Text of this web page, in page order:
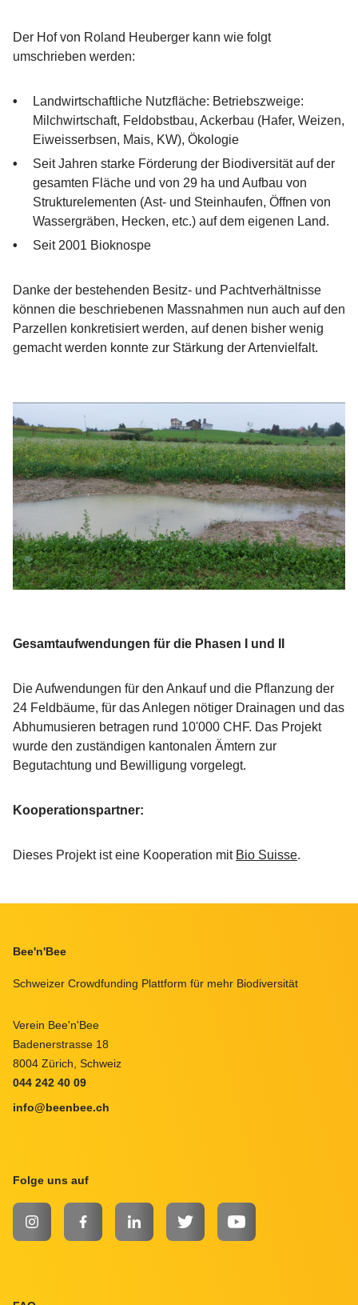
Der Hof von Roland Heuberger kann wie folgt
umschrieben werden:
Landwirtschaftliche Nutzfläche: Betriebszweige:
Milchwirtschaft, Feldobstbau, Ackerbau (Hafer, Weizen,
Eiweisserbsen, Mais, KW), Ökologie
Seit Jahren starke Förderung der Biodiversität auf der
gesamten Fläche und von 29 ha und Aufbau von
Strukturelementen (Ast- und Steinhaufen, Öffnen von
Wassergräben, Hecken, etc.) auf dem eigenen Land.
Seit 2001 Bioknospe
Danke der bestehenden Besitz- und Pachtverhältnisse
können die beschriebenen Massnahmen nun auch auf den
Parzellen konkretisiert werden, auf denen bisher wenig
gemacht werden konnte zur Stärkung der Artenvielfalt.
Gesamtaufwendungen für die Phasen I und II
Die Aufwendungen für den Ankauf und die Pflanzung der
24 Feldbäume, für das Anlegen nötiger Drainagen und das
Abhumusieren betragen rund 10'000 CHF. Das Projekt
wurde den zuständigen kantonalen Ämtern zur
Begutachtung und Bewilligung vorgelegt.
Kooperationspartner:
Dieses Projekt ist eine Kooperation mit Bio Suisse.
Footer
Bee'n'Bee
Schweizer Crowdfunding Plattform für mehr Biodiversität
Verein Bee'n'Bee
Badenerstrasse 18
8004 Zürich, Schweiz
044 242 40 09
info@beenbee.ch
Folge uns auf
INSTAGRAMFACEBOOKLINKEDINTWITTERYOUTUBE